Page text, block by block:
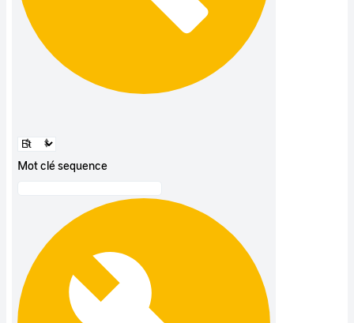
Mot clé sequence